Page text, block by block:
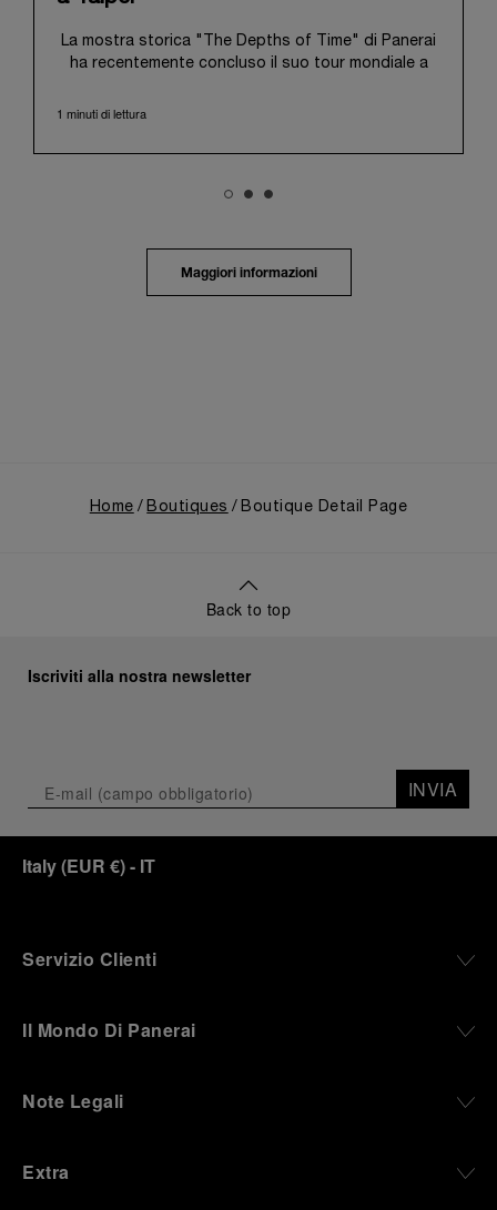
La mostra storica "The Depths of Time" di Panerai
ha recentemente concluso il suo tour mondiale a
ha aperto le proprie porte al pubblico presso lo
di grande valore simbolico, con oltre un secolo di
ideale per valorizzare l'incontro tra il patrimonio
Panerai, ripercorrendone l'evoluzione dagli esordi
1 minuti di lettura
Maggiori informazioni
Home Boutiques Boutique Detail Page
Back to top
Iscriviti alla nostra newsletter
INVIA
Italy(EUR €)- IT
Servizio Clienti
Il Mondo Di Panerai
Note Legali
Extra